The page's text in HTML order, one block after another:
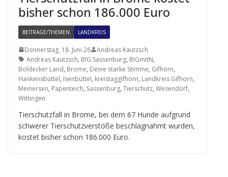
bis­her schon 186.000 Euro
BEITRÄGE/THEMEN LANDKREIS
Donnerstag, 18. Juni 26
Andreas Kautzsch
Andreas Kautzsch, BIG Sassenburg, BIGmitN,
Boldecker Land, Brome, Deine starke Stimme, Gifhorn,
Hankensbüttel, Isenbüttel, kreistaggifhorn, Landkreis Gifhorn,
Meinersen, Papenteich, Sassenburg, Tierschutz, Wesendorf,
Wittingen
Tier­schutz­fall in Brome, bei dem 67 Hunde auf­grund
schwe­rer Tier­schutz­ver­stöße beschlag­nahmt wur­den,
kos­tet bis­her schon 186.000 Euro.